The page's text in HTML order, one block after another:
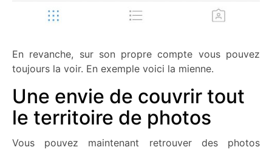
En revanche, sur son propre compte vous pouvez
toujours la voir. En exemple voici la mienne.
Une envie de couvrir tout
le territoire de photos
Vous pouvez maintenant retrouver des photos